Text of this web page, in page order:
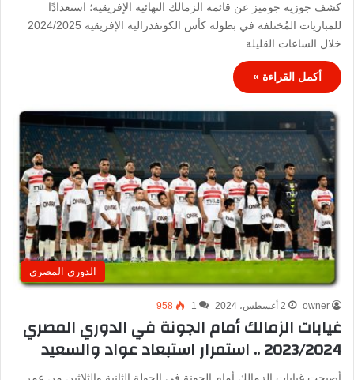
كشف جوزيه جوميز عن قائمة الزمالك النهائية الإفريقية؛ استعدادًا
للمباريات المُختلفة في بطولة كأس الكونفدرالية الإفريقية 2024/2025
خلال الساعات القليلة…
أكمل القراءة »
الدوري المصري
owner 2 أغسطس، 2024 1
958
غيابات الزمالك أمام الجونة في الدوري المصري
2023/2024 .. استمرار استبعاد عواد والسعيد
أصبحت غيابات الزمالك أمام الجونة في الجولة الثانية والثلاثين من عمر